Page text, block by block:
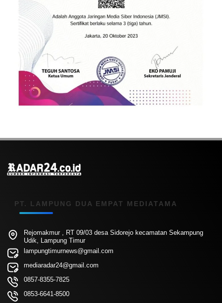
PT. LAMPUNG DUA EMPAT MEDIATAMA
Rejomakmur , RT 09/03 desa Sidorejo kecamatan Sekampung
Udik, Lampung Timur
lampungtimurnews@gmail.com
mediaradar24@gmail.com
0857-8355-7825
0853-6641-8500